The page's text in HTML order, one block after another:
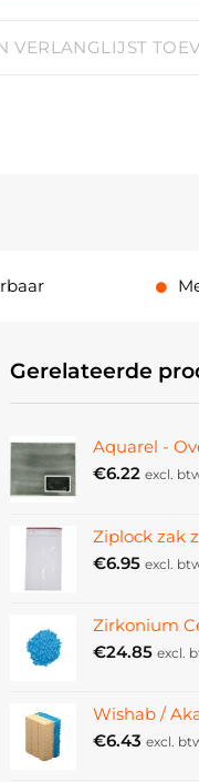
VERLANGLIJST
Gerelateerde
Aquarel -
€6.22 excl.
Ziplock zak
€6.95 excl.
Zirkonium
€24.85 excl.
Wishab /
€6.43 excl.